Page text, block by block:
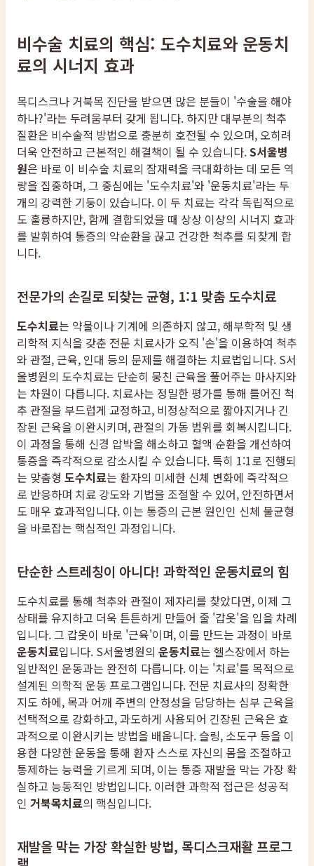
비수술 치료의 핵심: 도수치료와 운동치
료의 시너지 효과
목디스크나 거북목 진단을 받으면 많은 분들이 '수술을 해야
하나?'라는 두려움부터 갖게 됩니다. 하지만 대부분의 척추
질환은 비수술적 방법으로 충분히 호전될 수 있으며, 오히려
더욱 안전하고 근본적인 해결책이 될 수 있습니다.S서울병
원은 바로 이 비수술 치료의 잠재력을 극대화하는 데 모든 역
량을 집중하며, 그 중심에는 '도수치료'와 '운동치료'라는 두
개의 강력한 기둥이 있습니다. 이 두 치료는 각각 독립적으로
도 훌륭하지만, 함께 결합되었을 때 상상 이상의 시너지 효과
를 발휘하여 통증의 악순환을 끊고 건강한 척추를 되찾게 합
니다.
전문가의 손길로 되찾는 균형, 1:1 맞춤 도수치료
도수치료는 약물이나 기계에 의존하지 않고, 해부학적 및 생
리학적 지식을 갖춘 전문 치료사가 오직 '손'을 이용하여 척추
와 관절, 근육, 인대 등의 문제를 해결하는 치료법입니다. S서
울병원의 도수치료는 단순히 뭉친 근육을 풀어주는 마사지와
는 차원이 다릅니다. 치료사는 정밀한 평가를 통해 틀어진 척
추 관절을 부드럽게 교정하고, 비정상적으로 짧아지거나 긴
장된 근육을 이완시키며, 관절의 가동 범위를 회복시킵니다.
이 과정을 통해 신경 압박을 해소하고 혈액 순환을 개선하여
통증을 즉각적으로 감소시킬 수 있습니다. 특히 1:1로 진행되
는 맞춤형 도수치료는 환자의 미세한 신체 변화에 즉각적으
로 반응하며 치료 강도와 기법을 조절할 수 있어, 안전하면서
도 매우 효과적입니다. 이는 통증의 근본 원인인 신체 불균형
을 바로잡는 핵심적인 과정입니다.
단순한 스트레칭이 아니다! 과학적인 운동치료의 힘
도수치료를 통해 척추와 관절이 제자리를 찾았다면, 이제 그
상태를 유지하고 더욱 튼튼하게 만들어 줄 '갑옷'을 입을 차례
입니다. 그 갑옷이 바로 '근육'이며, 이를 만드는 과정이 바로
운동치료입니다. S서울병원의 운동치료는 헬스장에서 하는
일반적인 운동과는 완전히 다릅니다. 이는 '치료'를 목적으로
설계된 의학적 운동 프로그램입니다. 전문 치료사의 정확한
지도 하에, 목과 어깨 주변의 안정성을 담당하는 심부 근육을
선택적으로 강화하고, 과도하게 사용되어 긴장된 근육은 효
과적으로 이완시키는 방법을 배웁니다. 슬링, 소도구 등을 이
용한 다양한 운동을 통해 환자 스스로 자신의 몸을 조절하고
통제하는 능력을 기르게 되며, 이는 통증 재발을 막는 가장 확
실하고 능동적인 방법입니다. 이러한 과학적 접근은 성공적
인 거북목치료의 핵심입니다.
재발을 막는 가장 확실한 방법, 목디스크재활 프로그